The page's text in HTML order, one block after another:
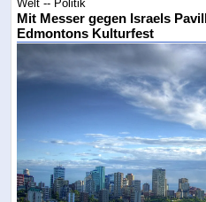
Welt -- Politik
Mit Messer gegen Israels
Edmontons Kulturfest